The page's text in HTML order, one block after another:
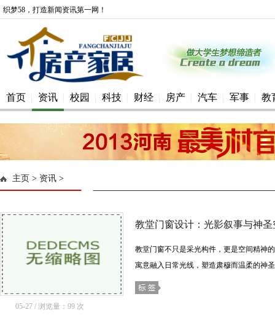
织梦58，打造新闻资讯第一网！
首页 资讯 校园 科技 财经 房产 汽车 军事 教
主页 > 资讯 >
05-27 / 浏览量：99 次
教堂门窗设计：光影叙事与神
教堂门窗不只是采光构件，更是空间精神
寓意融入日常光线，塑造肃穆而温柔的神
建筑美学与实用功能，让光成为信仰的无